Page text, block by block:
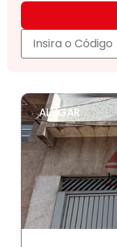
ALUGAR